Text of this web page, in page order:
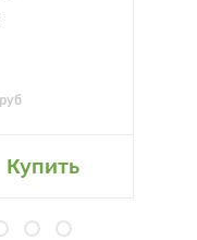
руб
Купить